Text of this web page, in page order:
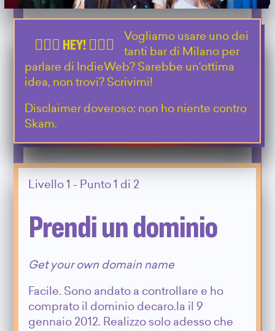
Vogliamo usare uno dei
tanti bar di Milano per
parlare di IndieWeb? Sarebbe un'ottima
idea, non trovi? Scrivimi!
Disclaimer doveroso: non ho niente contro
Skam.
Livello 1 - Punto 1 di 2
Prendi un dominio
Get your own domain name
Facile. Sono andato a controllare e ho
comprato il dominio decaro.la il 9
gennaio 2012. Realizzo solo adesso che